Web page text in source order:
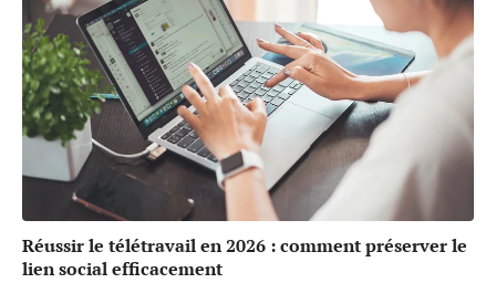
Réussir le télétravail en 2026 : comment préserver le
lien social efficacement